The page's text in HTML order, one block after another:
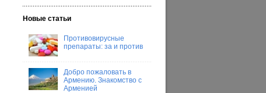
Новые статьи
Противовирусные
препараты: за и против
Добро пожаловать в
Армению. Знакомство с
Арменией